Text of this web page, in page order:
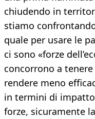
chiudendo in
stiamo
quale per usare le
ci sono «forze
concorrono a
rendere meno
in termini di
forze, sicuramente